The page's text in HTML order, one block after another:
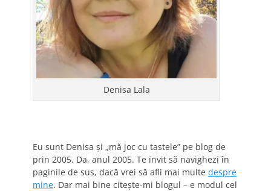
Denisa Lala
Eu sunt Denisa și „mă joc cu tastele” pe blog de
prin 2005. Da, anul 2005. Te invit să navighezi în
paginile de sus, dacă vrei să afli mai multe despre
mine. Dar mai bine citește-mi blogul – e modul cel